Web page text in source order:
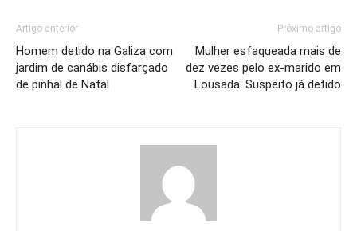
Artigo anterior
Homem detido na Galiza com
jardim de canábis disfarçado
de pinhal de Natal
Próximo artigo
Mulher esfaqueada mais de
dez vezes pelo ex-marido em
Lousada. Suspeito já detido